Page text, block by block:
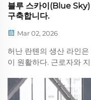
블루 스카이(Blue
구축합니다.
Mar 02, 2026
허난 란톈의 생산 라인
이 원활하다. 근로자와
강조한다...